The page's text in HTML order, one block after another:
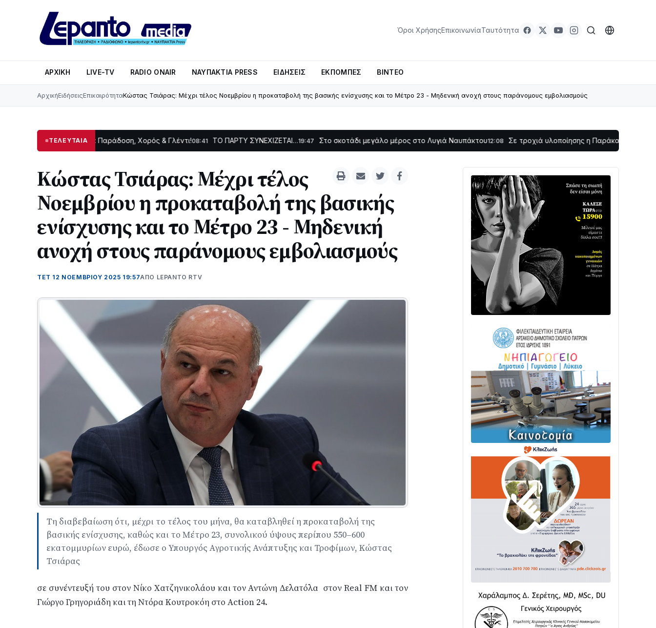
Όροι ΧρήσηςΕπικοινωνίαΤαυτότητα
ΑΡΧΙΚΉ LIVE-TV RADIO ONAIR ΝΑΥΠΑΚΤΊΑ PRESS ΕΙΔΉΣΕΙΣ ΕΚΠΟΜΠΈΣ ΒΊΝΤΕΟ
ΑρχικήΕιδήσειςΕπικαιρότηταΚώστας Τσιάρας: Μέχρι τέλος Νοεμβρίου η προκαταβολή της βασικής ενίσχυσης και το Μέτρο 23 - Μηδενική ανοχή στους παράνομους εμβολιασμούς
ΤΕΛΕΥΤΑΙΑ
Δωρίδας: Παράδοση, Χορός & Γλέντι!08:41 ΤΟ ΠΑΡΤΥ ΣΥΝΕΧΙΖΕΤΑΙ…19:47 Στο σκοτάδι μεγάλο μέρος στο Λυγιά Ναυπάκτου 12:08 Σε τροχιά υλοποίησης η Παράκαμψη του Κέντρου της
Κώστας Τσιάρας: Μέχρι τέλος
Νοεμβρίου η προκαταβολή της βασικής
ενίσχυσης και το Μέτρο 23 - Μηδενική
ανοχή στους παράνομους εμβολιασμούς
ΤΕΤ 12 ΝΟΕΜΒΡΊΟΥ 2025 19:57ΑΠΌ LEPANTO RTV
Tη διαβεβαίωση ότι, μέχρι το τέλος του μήνα, θα καταβληθεί η προκαταβολή της
βασικής ενίσχυσης, καθώς και το Μέτρο 23, συνολικού ύψους περίπου 550–600
εκατομμυρίων ευρώ, έδωσε ο Υπουργός Αγροτικής Ανάπτυξης και Τροφίμων, Κώστας
Τσιάρας
σε συνέντευξή του στον Νίκο Χατζηνικολάου και τον Αντώνη Δελατόλα στον Real FM και τον
Γιώργο Γρηγοριάδη και τη Ντόρα Κουτροκόη στο Action 24.